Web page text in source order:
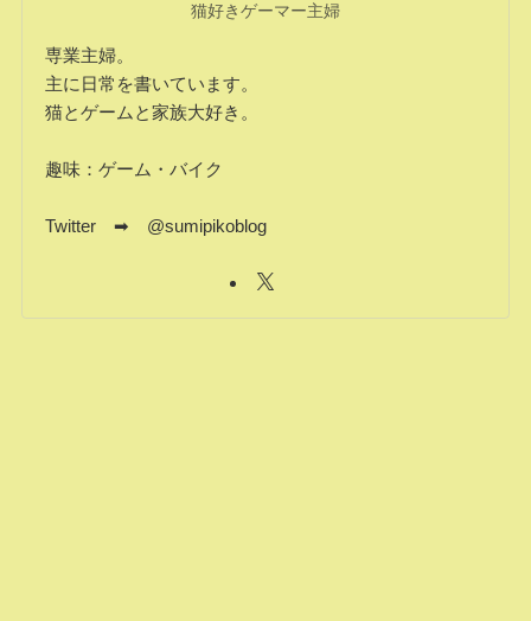
猫好きゲーマー主婦
専業主婦。
主に日常を書いています。
猫とゲームと家族大好き。
趣味：ゲーム・バイク
Twitter ➡ @sumipikoblog